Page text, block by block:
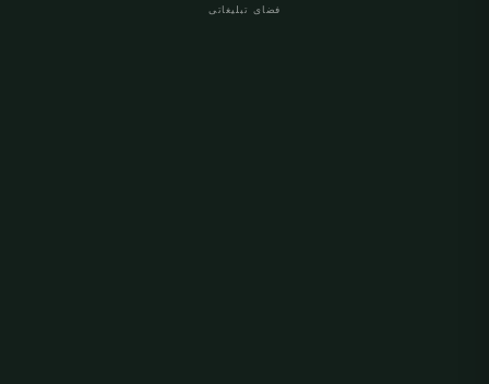
فضای تبلیغاتی